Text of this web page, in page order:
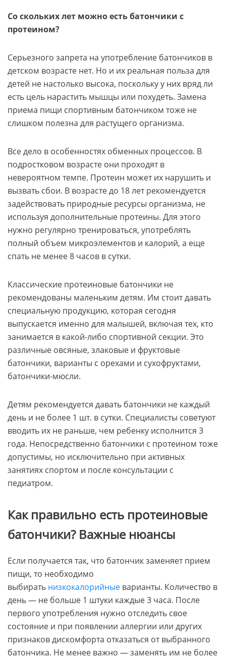
Со скольких лет можно есть батончики с
протеином?
Серьезного запрета на употребление батончиков в
детском возрасте нет. Но и их реальная польза для
детей не настолько высока, поскольку у них вряд ли
есть цель нарастить мышцы или похудеть. Замена
приема пищи спортивным батончиком тоже не
слишком полезна для растущего организма.
Все дело в особенностях обменных процессов. В
подростковом возрасте они проходят в
невероятном темпе. Протеин может их нарушить и
вызвать сбои. В возрасте до 18 лет рекомендуется
задействовать природные ресурсы организма, не
используя дополнительные протеины. Для этого
нужно регулярно тренироваться, употреблять
полный объем микроэлементов и калорий, а еще
спать не менее 8 часов в сутки.
Классические протеиновые батончики не
рекомендованы маленьким детям. Им стоит давать
специальную продукцию, которая сегодня
выпускается именно для малышей, включая тех, кто
занимается в какой-либо спортивной секции. Это
различные овсяные, злаковые и фруктовые
батончики, варианты с орехами и сухофруктами,
батончики-мюсли.
Детям рекомендуется давать батончики не каждый
день и не более 1 шт. в сутки. Специалисты советуют
вводить их не раньше, чем ребенку исполнится 3
года. Непосредственно батончики с протеином тоже
допустимы, но исключительно при активных
занятиях спортом и после консультации с
педиатром.
Как правильно есть протеиновые
батончики? Важные нюансы
Если получается так, что батончик заменяет прием
пищи, то необходимо
выбирать низкокалорийные варианты. Количество в
день — не больше 1 штуки каждые 3 часа. После
первого употребления нужно отследить свое
состояние и при появлении аллергии или других
признаков дискомфорта отказаться от выбранного
батончика. Не менее важно — заменять им не более